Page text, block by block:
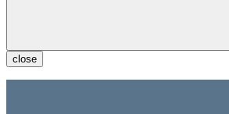
close